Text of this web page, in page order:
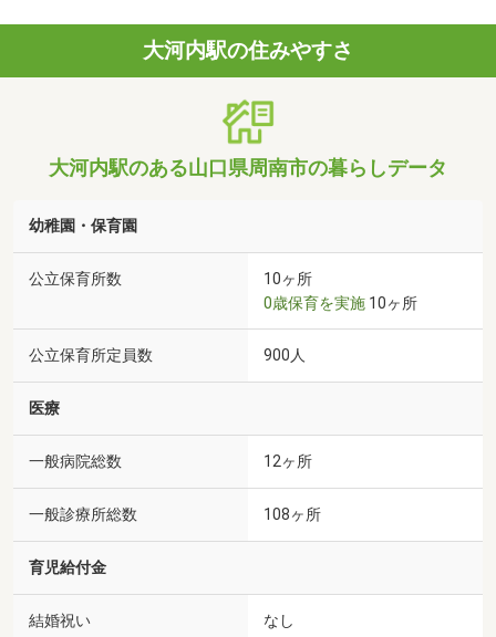
大河内駅の住みやすさ
大河内駅のある山口県周南市の暮らしデータ
幼稚園・保育園
公立保育所数
10ヶ所
0歳保育を実施 10ヶ所
公立保育所定員数 900人
医療
一般病院総数 12ヶ所
一般診療所総数 108ヶ所
育児給付金
結婚祝い なし